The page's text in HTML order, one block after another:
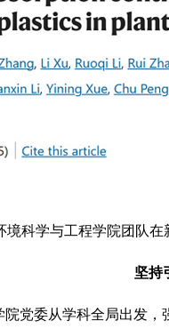
境科学与工程学院团队
坚持
委从学科全局出发，